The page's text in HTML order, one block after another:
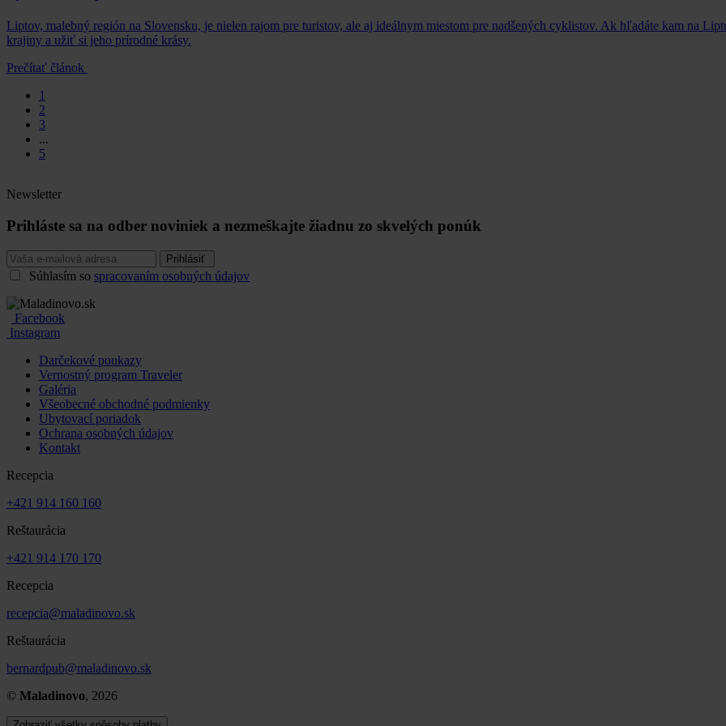
Liptov, malebný región na Slovensku, je nielen rajom pre turistov, ale aj ideálnym miestom pre nadšených cyklistov. Ak hľadáte kam na
krajiny a užiť si jeho prírodné krásy.
Prečítať článok
1
2
3
...
5
Newsletter
Prihláste sa na odber noviniek a nezmeškajte žiadnu zo skvelých ponúk
Prihlásiť
Súhlasím so spracovaním osobných údajov
Facebook
Instagram
Darčekové poukazy
Vernostný program Traveler
Galéria
Všeobecné obchodné podmienky
Ubytovací poriadok
Ochrana osobných údajov
Kontakt
Recepcia
+421 914 160 160
Reštaurácia
+421 914 170 170
Recepcia
recepcia@maladinovo.sk
Reštaurácia
bernardpub@maladinovo.sk
© Maladinovo, 2026